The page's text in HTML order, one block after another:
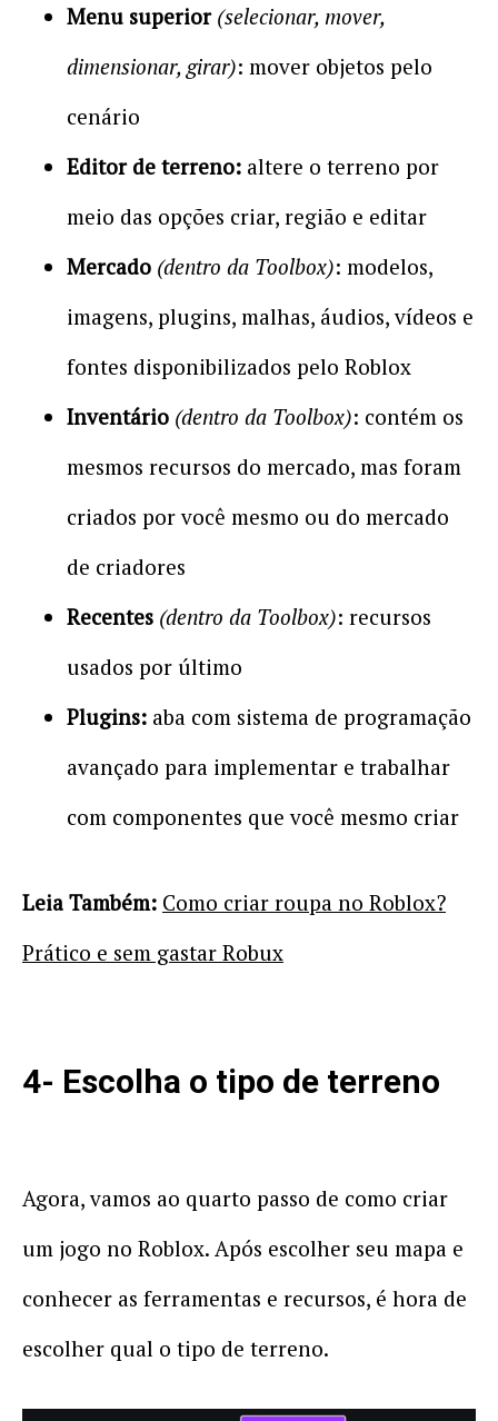
Menu superior (selecionar, mover,
dimensionar, girar): mover objetos pelo
cenário
Editor de terreno: altere o terreno por
meio das opções criar, região e editar
Mercado (dentro da Toolbox): modelos,
imagens, plugins, malhas, áudios, vídeos e
fontes disponibilizados pelo Roblox
Inventário (dentro da Toolbox): contém os
mesmos recursos do mercado, mas foram
criados por você mesmo ou do mercado
de criadores
Recentes (dentro da Toolbox): recursos
usados por último
Plugins: aba com sistema de programação
avançado para implementar e trabalhar
com componentes que você mesmo criar
Leia Também: Como criar roupa no Roblox?
Prático e sem gastar Robux
4- Escolha o tipo de terreno
Agora, vamos ao quarto passo de como criar
um jogo no Roblox. Após escolher seu mapa e
conhecer as ferramentas e recursos, é hora de
escolher qual o tipo de terreno.